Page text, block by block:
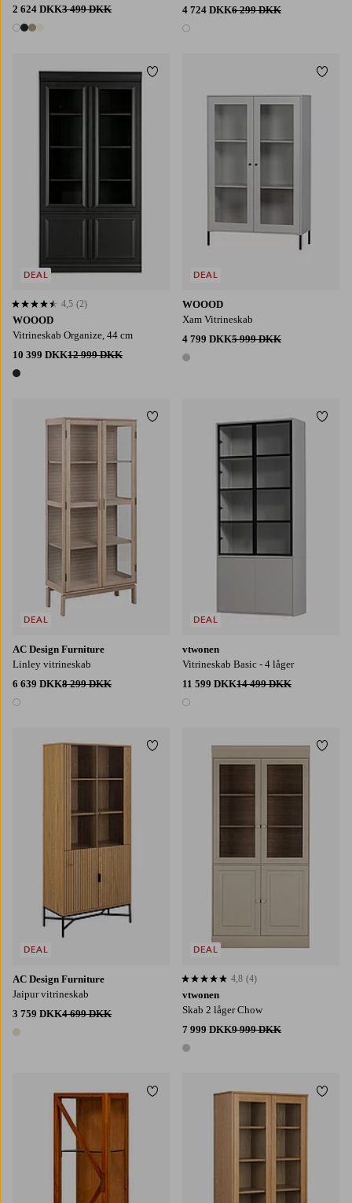
2 624 DKK3 499 DKK
4 farver
4 724 DKK6 299 DKK
1 farve
WOOOD
Vitrineskab Organize, 44 cm
10 399 DKK12 999 DKK
1 farve
4,5 baseret på 2 bedømmelser
4,5 (2)
DEAL
Tilføj til favoritter
WOOOD
Xam Vitrineskab
4 799 DKK5 999 DKK
1 farve
DEAL
AC Design Furniture
Linley vitrineskab
6 639 DKK8 299 DKK
1 farve
DEAL
Tilføj til favoritter
vtwonen
Vitrineskab Basic - 4 låger
11 599 DKK14 499 DKK
1 farve
DEAL
AC Design Furniture
Jaipur vitrineskab
3 759 DKK4 699 DKK
1 farve
DEAL
Tilføj til favoritter
vtwonen
Skab 2 låger Chow
7 999 DKK9 999 DKK
1 farve
4,8 baseret på 4 bedømmelser
4,8 (4)
DEAL
Tilføj til favoritter